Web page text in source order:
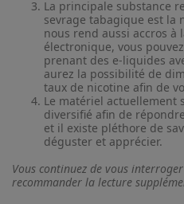
La principale substance
sevrage tabagique est la
nous rend aussi accros à
électronique, vous
prenant des e-liquides
aurez la possibilité de
taux de nicotine afin de
Le matériel actuellement
diversifié afin de
et il existe pléthore de
déguster et apprécier.
Vous continuez de vous
recommander la lecture